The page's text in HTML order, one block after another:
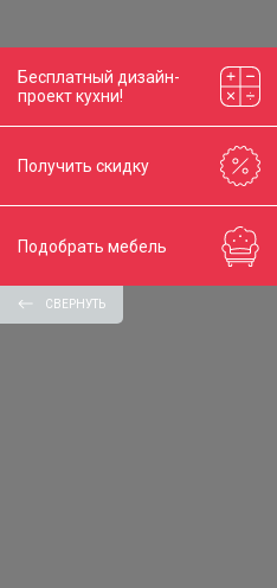
Бесплатный дизайн-
проект кухни!
Получить скидку
Подобрать мебель
СВЕРНУТЬ